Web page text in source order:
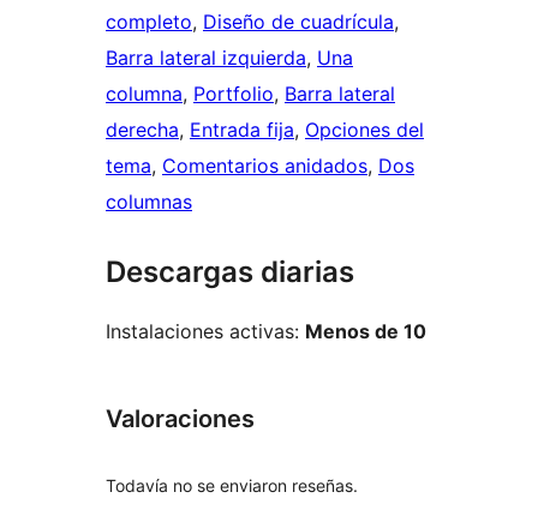
completo, Diseño de cuadrícula
Barra lateral izquierda, Una
columna, Portfolio, Barra lateral
derecha, Entrada fija, Opciones del
tema, Comentarios anidados, Dos
columnas
Descargas diarias
Instalaciones activas: Menos de 10
Valoraciones
Todavía no se enviaron reseñas.